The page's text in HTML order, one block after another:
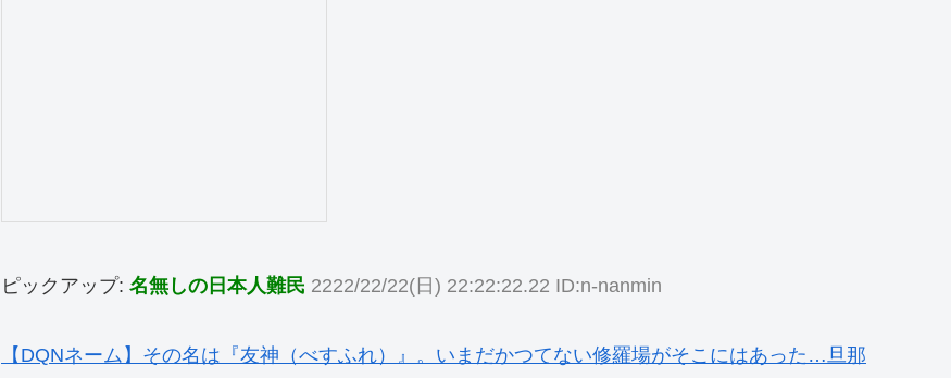
ピックアップ: 名無しの日本人難民 2222/22/22(日) 22:22:22.22 ID:n-nanmin
【DQNネーム】その名は『友神（べすふれ）』。いまだかつてない修羅場がそこにはあった…旦那